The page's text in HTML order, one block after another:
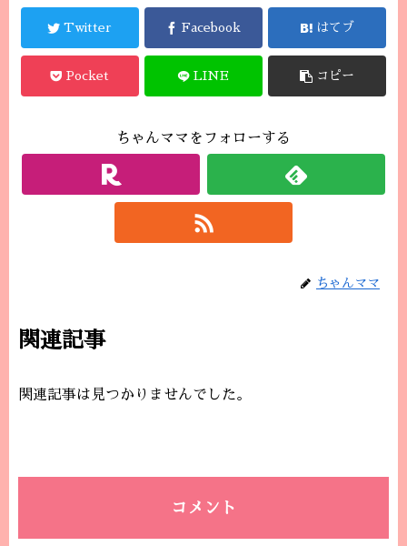
Twitter Facebook はてブ
Pocket LINE コピー
ちゃんママをフォローする
ちゃんママ
関連記事
関連記事は見つかりませんでした。
コメント